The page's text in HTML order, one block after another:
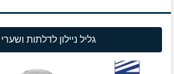
גליל ניילון לדלתות